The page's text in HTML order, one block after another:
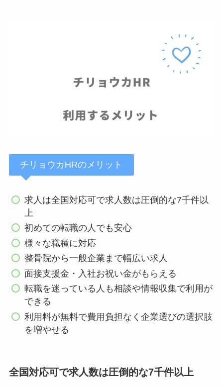
チリョウカHRのメリット
求人は全国対応可で求人数は圧倒的な7千件以
上
初めての転職の人でも安心
様々な職種に対応
整骨院から一般企業まで幅広い求人
面接支援金・入社お祝い金がもらえる
転職を迷っている人も相談や情報収集で利用が
できる
利用料が無料で費用負担なく企業選びの選択肢
を増やせる
全国対応可で求人数は圧倒的な7千件以上